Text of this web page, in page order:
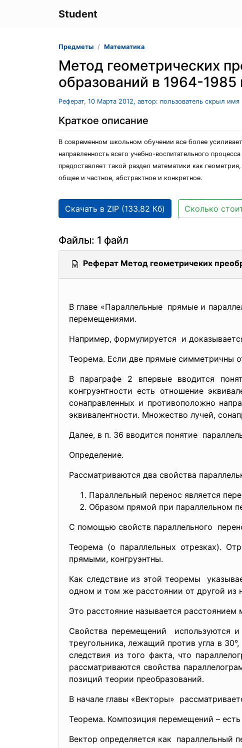
Student
Предметы Математика
Метод геометрических
образований в 1964-1985
Реферат, 10 Марта 2012, автор: пользователь скрыл имя
Краткое описание
В современном школьном обучении все более
направленность всего учебно-воспитательного
предоставляет такой раздел математики как
общее и частное, абстрактное и конкретное.
Скачать в ZIP (133.82 Кб) Сколько
Файлы: 1 файл
Реферат Метод геометричеких
В главе «Параллельные прямые и
перемещениями.
Например, формулируется и
Теорема. Если две прямые симметричны
В параграфе 2 впервые вводится
конгруэнтности есть отношение
сонаправленных и противоположно
эквивалентности. Множество лучей,
Далее, в п. 36 вводится понятие
Определение.
Рассматриваются два свойства
Параллельный перенос является
Образом прямой при параллельном
С помощью свойств параллельного
Теорема (о параллельных отрезках).
прямыми, конгруэнтны.
Как следствие из этой теоремы
одном и том же расстоянии от другой из
Это расстояние называется
Свойства перемещений используются
треугольника, лежащий против угла в
следствия из того факта, что
рассматриваются свойства
позиций теории преобразований.
В начале главы «Векторы»
Теорема. Композиция перемещений –
Вектор определяется как параллельный